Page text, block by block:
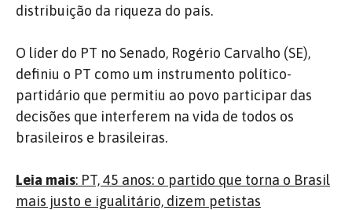
distribuição da riqueza do país.
O líder do PT no Senado, Rogério Carvalho (SE),
definiu o PT como um instrumento político-
partidário que permitiu ao povo participar das
decisões que interferem na vida de todos os
brasileiros e brasileiras.
Leia mais: PT, 45 anos: o partido que torna o Brasil
mais justo e igualitário, dizem petistas